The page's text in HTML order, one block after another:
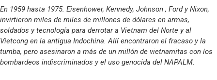
En 1959 hasta 1975: Eisenhower, Kennedy, Johnson , Ford y Nixon,
invirtieron miles de miles de millones de dólares en armas,
soldados y tecnología para derrotar a Vietnam del Norte y al
Vietcong en la antigua Indochina. Allí encontraron el fracaso y la
tumba, pero asesinaron a más de un millón de vietnamitas con los
bombardeos indiscriminados y el uso genocida del NAPALM.